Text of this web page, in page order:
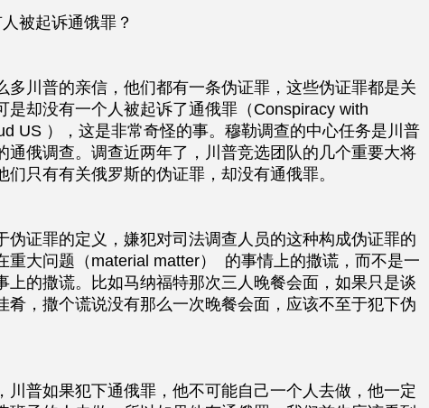
被起诉通饿罪？
多川普的亲信，他们都有一条伪证罪，这些伪证罪都是关
是却没有一个人被起诉了通俄罪（Conspiracy with
US ），这是非常奇怪的事。穆勒调查的中心任务是川普
通俄调查。调查近两年了，川普竞选团队的几个重要大将
们只有有关俄罗斯的伪证罪，却没有通俄罪。
伪证罪的定义，嫌犯对司法调查人员的这种构成伪证罪的
重大问题（material matter）  的事情上的撒谎，而不是一
上的撒谎。比如马纳福特那次三人晚餐会面，如果只是谈
肴，撒个谎说没有那么一次晚餐会面，应该不至于犯下伪
川普如果犯下通俄罪，他不可能自己一个人去做，他一定